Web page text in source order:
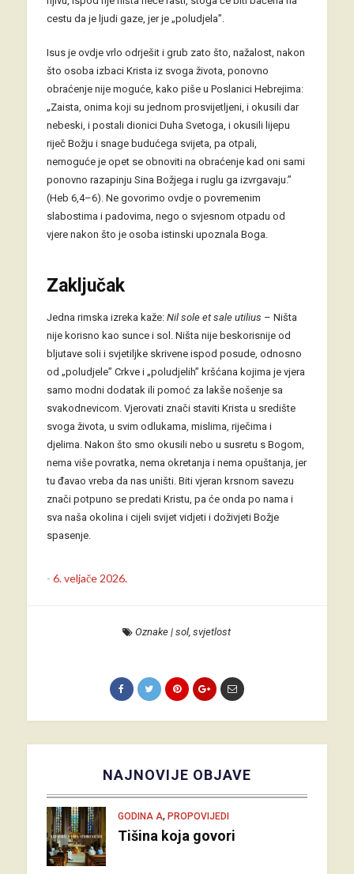
cestu da je ljudi gaze, jer je „poludjela”.
Isus je ovdje vrlo odrješit i grub zato što, nažalost, nakon
što osoba izbaci Krista iz svoga života, ponovno
obraćenje nije moguće, kako piše u Poslanici Hebrejima:
„Zaista, onima koji su jednom prosvijetljeni, i okusili dar
nebeski, i postali dionici Duha Svetoga, i okusili lijepu
riječ Božju i snage budućega svijeta, pa otpali,
nemoguće je opet se obnoviti na obraćenje kad oni sami
ponovno razapinju Sina Božjega i ruglu ga izvrgavaju.”
(Heb 6,4–6). Ne govorimo ovdje o povremenim
slabostima i padovima, nego o svjesnom otpadu od
vjere nakon što je osoba istinski upoznala Boga.
Zaključak
Jedna rimska izreka kaže: Nil sole et sale utilius – Ništa
nije korisno kao sunce i sol. Ništa nije beskorisnije od
bljutave soli i svjetiljke skrivene ispod posude, odnosno
od „poludjele” Crkve i „poludjelih” kršćana kojima je vjera
samo modni dodatak ili pomoć za lakše nošenje sa
svakodnevicom. Vjerovati znači staviti Krista u središte
svoga života, u svim odlukama, mislima, riječima i
djelima. Nakon što smo okusili nebo u susretu s Bogom,
nema više povratka, nema okretanja i nema opuštanja, jer
tu đavao vreba da nas uništi. Biti vjeran krsnom savezu
znači potpuno se predati Kristu, pa će onda po nama i
sva naša okolina i cijeli svijet vidjeti i doživjeti Božje
spasenje.
- 6. veljače 2026.
Oznake |sol ,svjetlost
NAJNOVIJE OBJAVE
GODINA A, PROPOVIJEDI
Tišina koja govori